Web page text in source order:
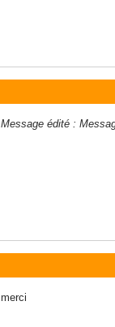
Message édité :
merci